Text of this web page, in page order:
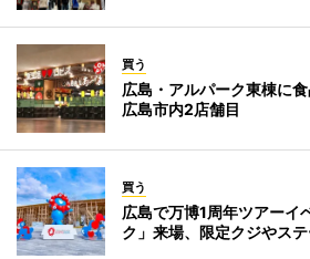
買う
広島・アルパーク東棟に
広島市内2店舗目
買う
広島で万博1周年ツアー
ク」来場、限定クジやス